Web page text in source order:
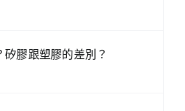
膠跟塑膠的差別？